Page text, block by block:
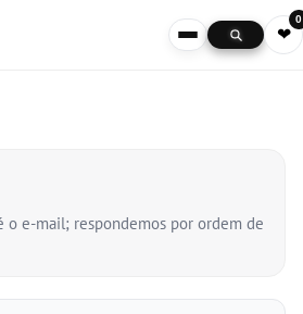
❤
0
o e-mail; respondemos por ordem de